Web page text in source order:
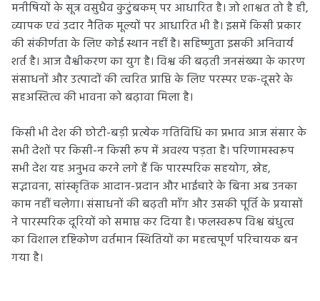
मनीषियों के सूत्र वसुधैव कुटुंबकम् पर आधारित है। जो शाश्वत तो है ही,
व्यापक एवं उदार नैतिक मूल्यों पर आधारित भी है। इसमें किसी प्रकार
की संकीर्णता के लिए कोई स्थान नहीं है। सहिष्णुता इसकी अनिवार्य
शर्त है। आज वैश्वीकरण का युग है। विश्व की बढ़ती जनसंख्या के कारण
संसाधनों और उत्पादों की त्वरित प्राप्ति के लिए परस्पर एक-दूसरे के
सहअस्तित्व की भावना को बढ़ावा मिला है।
किसी भी देश की छोटी-बड़ी प्रत्येक गतिविधि का प्रभाव आज संसार के
सभी देशों पर किसी-न किसी रूप में अवश्य पड़ता है। परिणामस्वरूप
सभी देश यह अनुभव करने लगे हैं कि पारस्परिक सहयोग, स्नेह,
सद्भावना, सांस्कृतिक आदान-प्रदान और भाईचारे के बिना अब उनका
काम नहीं चलेगा। संसाधनों की बढ़ती माँग और उसकी पूर्ति के प्रयासों
ने पारस्परिक दूरियों को समाप्त कर दिया है। फलस्वरूप विश्व बंधुत्व
का विशाल दृष्टिकोण वर्तमान स्थितियों का महत्त्वपूर्ण परिचायक बन
गया है।